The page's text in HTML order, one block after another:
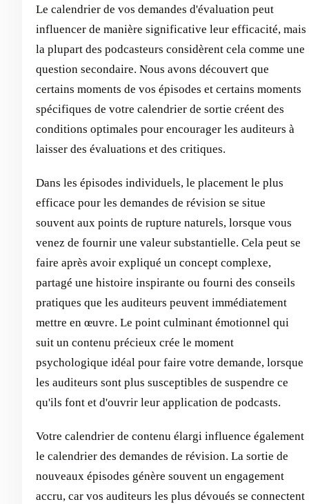
Le calendrier de vos demandes d'évaluation peut
influencer de manière significative leur efficacité, mais
la plupart des podcasteurs considèrent cela comme une
question secondaire. Nous avons découvert que
certains moments de vos épisodes et certains moments
spécifiques de votre calendrier de sortie créent des
conditions optimales pour encourager les auditeurs à
laisser des évaluations et des critiques.
Dans les épisodes individuels, le placement le plus
efficace pour les demandes de révision se situe
souvent aux points de rupture naturels, lorsque vous
venez de fournir une valeur substantielle. Cela peut se
faire après avoir expliqué un concept complexe,
partagé une histoire inspirante ou fourni des conseils
pratiques que les auditeurs peuvent immédiatement
mettre en œuvre. Le point culminant émotionnel qui
suit un contenu précieux crée le moment
psychologique idéal pour faire votre demande, lorsque
les auditeurs sont plus susceptibles de suspendre ce
qu'ils font et d'ouvrir leur application de podcasts.
Votre calendrier de contenu élargi influence également
le calendrier des demandes de révision. La sortie de
nouveaux épisodes génère souvent un engagement
accru, car vos auditeurs les plus dévoués se connectent